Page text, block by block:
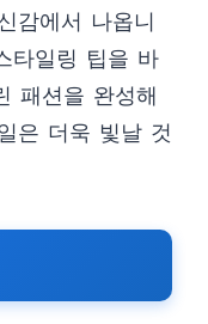
감에서 나옵니
타일링 팁을 바
패션을 완성해
은 더욱 빛날 것